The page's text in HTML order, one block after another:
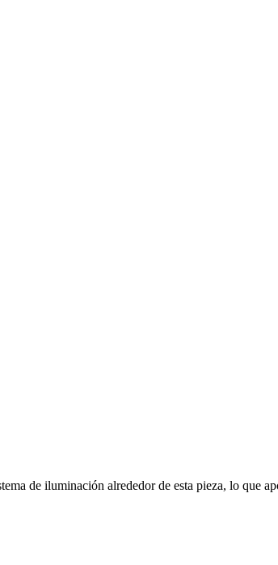
de iluminación alrededor de esta pieza, lo que